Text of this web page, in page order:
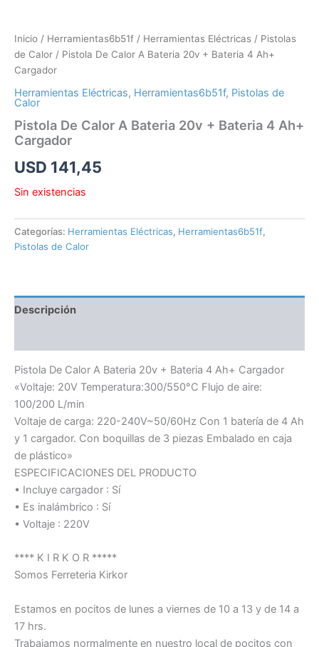
Inicio / Herramientas6b51f / Herramientas Eléctricas / Pistolas
de Calor / Pistola De Calor A Bateria 20v + Bateria 4 Ah+
Cargador
Herramientas Eléctricas, Herramientas6b51f, Pistolas de
Calor
Pistola De Calor A Bateria 20v + Bateria 4 Ah+
Cargador
USD 141,45
Sin existencias
Categorías: Herramientas Eléctricas, Herramientas6b51f,
Pistolas de Calor
Descripción
Pistola De Calor A Bateria 20v + Bateria 4 Ah+ Cargador
«Voltaje: 20V Temperatura:300/550°C Flujo de aire:
100/200 L/min
Voltaje de carga: 220-240V~50/60Hz Con 1 batería de 4 Ah
y 1 cargador. Con boquillas de 3 piezas Embalado en caja
de plástico»
ESPECIFICACIONES DEL PRODUCTO
• Incluye cargador : Sí
• Es inalámbrico : Sí
• Voltaje : 220V
**** K I R K O R *****
Somos Ferreteria Kirkor
Estamos en pocitos de lunes a viernes de 10 a 13 y de 14 a
17 hrs.
Trabajamos normalmente en nuestro local de pocitos con